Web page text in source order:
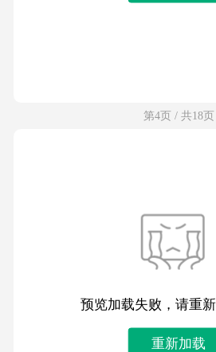
第4页 / 共18页
预览加载失败，请重
重新加载